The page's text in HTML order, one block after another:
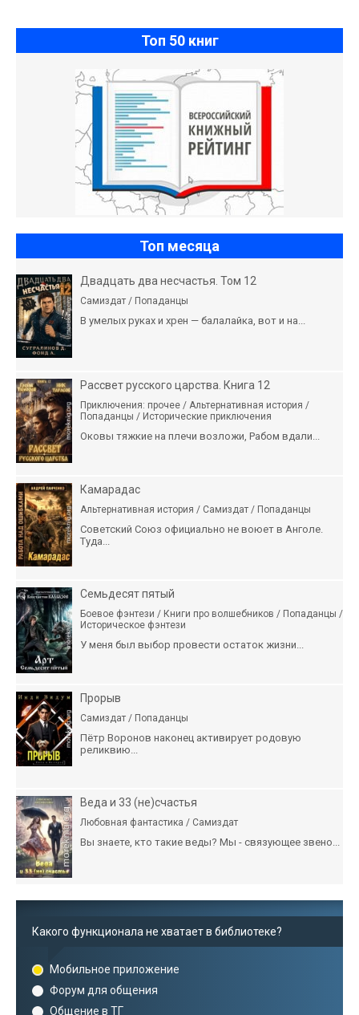
Топ 50 книг
Топ месяца
Двадцать два несчастья. Том 12
Самиздат / Попаданцы
В умелых руках и хрен — балалайка, вот и на...
Рассвет русского царства. Книга 12
Приключения: прочее / Альтернативная история /
Попаданцы / Исторические приключения
Оковы тяжкие на плечи возложи, Рабом вдали...
Камарадас
Альтернативная история / Самиздат / Попаданцы
Советский Союз официально не воюет в Анголе.
Туда...
Семьдесят пятый
Боевое фэнтези / Книги про волшебников / Попаданцы /
Историческое фэнтези
У меня был выбор провести остаток жизни...
Прорыв
Самиздат / Попаданцы
Пётр Воронов наконец активирует родовую
реликвию...
Веда и 33 (не)счастья
Любовная фантастика / Самиздат
Вы знаете, кто такие веды? Мы - связующее звено...
Какого функционала не хватает в библиотеке?
Мобильное приложение
Форум для общения
Общение в ТГ